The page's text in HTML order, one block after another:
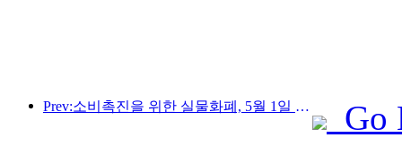
Prev:소비촉진을 위한 실물화폐, 5월 1일 문화관광 소비쿠폰 발급
Go